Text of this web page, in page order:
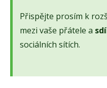
Přispějte prosím k
mezi vaše přátele a
sociálních sítích.